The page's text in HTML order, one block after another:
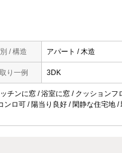
/ 構造 アパート / 木造
り一例 3DK
チンに窓 / 浴室に窓 / クッションフ
ンロ可 / 陽当り良好 / 閑静な住宅地 /